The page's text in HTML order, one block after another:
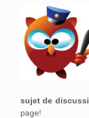
sujet de
page!